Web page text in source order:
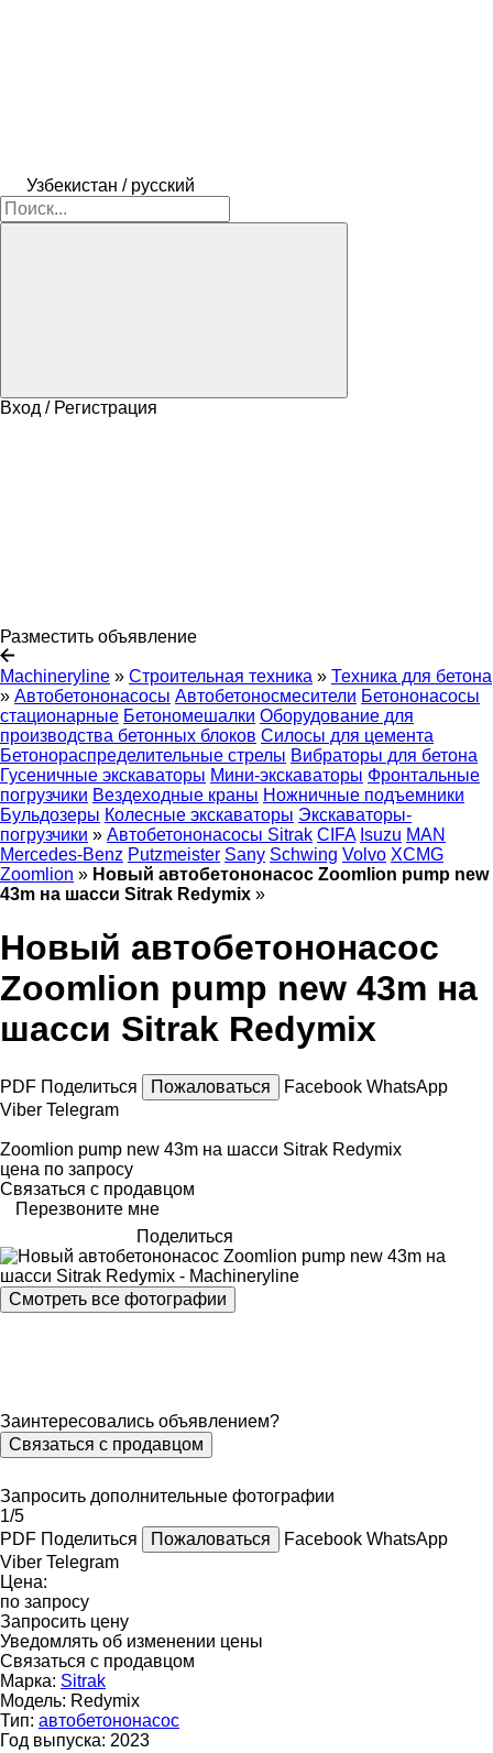
Узбекистан / русский
Вход / Регистрация
Разместить объявление
Machineryline » Строительная техника » Техника для бетона
» Автобетононасосы Автобетоносмесители Бетононасосы
стационарные Бетономешалки Оборудование для
производства бетонных блоков Силосы для цемента
Бетонораспределительные стрелы Вибраторы для бетона
Гусеничные экскаваторы Мини-экскаваторы Фронтальные
погрузчики Вездеходные краны Ножничные подъемники
Бульдозеры Колесные экскаваторы Экскаваторы-
погрузчики » Автобетононасосы Sitrak CIFA Isuzu MAN
Mercedes-Benz Putzmeister Sany Schwing Volvo XCMG
Zoomlion » Новый автобетононасос Zoomlion pump new
43m на шасси Sitrak Redymix »
Новый автобетононасос
Zoomlion pump new 43m на
шасси Sitrak Redymix
PDF Поделиться Пожаловаться Facebook WhatsApp
Viber Telegram
Zoomlion pump new 43m на шасси Sitrak Redymix
цена по запросу
Связаться с продавцом
Перезвоните мне
Поделиться
Смотреть все фотографии
Заинтересовались объявлением?
Связаться с продавцом
Запросить дополнительные фотографии
1/5
PDF Поделиться Пожаловаться Facebook WhatsApp
Viber Telegram
Цена:
по запросу
Запросить цену
Уведомлять об изменении цены
Связаться с продавцом
Марка: Sitrak
Модель: Redymix
Тип: автобетононасос
Год выпуска: 2023